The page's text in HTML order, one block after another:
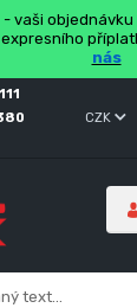
- vaši
nás
CZK